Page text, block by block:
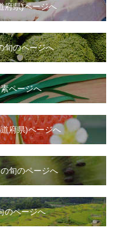
府県)ページへ
旬のページへ
ページへ
府県)ページへ
旬のページへ
のページへ